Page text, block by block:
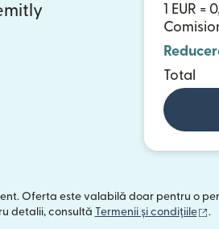
1 EUR =
Total
Oferta este valabilă doar pentru o
detalii, consultă Termenii și condițiile .